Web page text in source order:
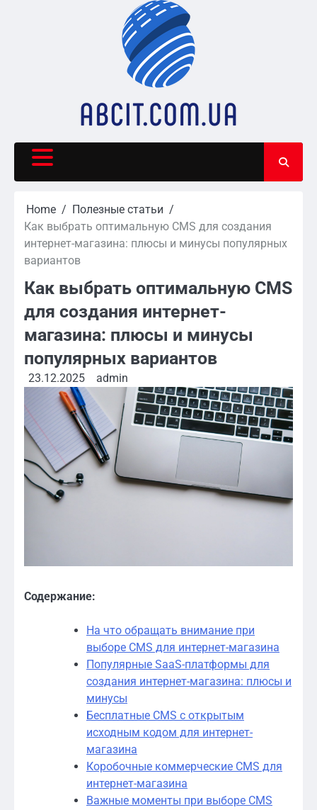
Home
Полезные статьи
Как выбрать оптимальную CMS для создания
интернет-магазина: плюсы и минусы популярных
вариантов
Как выбрать оптимальную CMS
для создания интернет-
магазина: плюсы и минусы
популярных вариантов
23.12.2025 admin
Содержание:
На что обращать внимание при
выборе CMS для интернет-магазина
Популярные SaaS-платформы для
создания интернет-магазина: плюсы и
минусы
Бесплатные CMS с открытым
исходным кодом для интернет-
магазина
Коробочные коммерческие CMS для
интернет-магазина
Важные моменты при выборе CMS